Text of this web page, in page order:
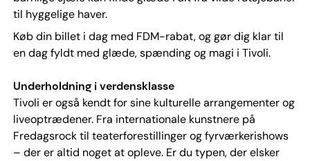
til hyggelige haver.
Køb din billet i dag med FDM-rabat, og gør dig klar til
en dag fyldt med glæde, spænding og magi i Tivoli.
Underholdning i verdensklasse
Tivoli er også kendt for sine kulturelle arrangementer og
liveoptrædener. Fra internationale kunstnere på
Fredagsrock til teaterforestillinger og fyrværkerishows
– der er altid noget at opleve. Er du typen, der elsker